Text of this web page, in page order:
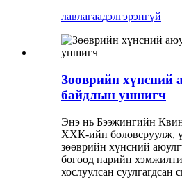
лавлагаадэлгэрэнгүй
Зөөврийн хүнсний
байдлын уншигч
Энэ нь Бээжингийн
ХХК-ийн боловсруулж,
зөөврийн хүнсний
бөгөөд нарийн
хослуулсан суулгагдсан